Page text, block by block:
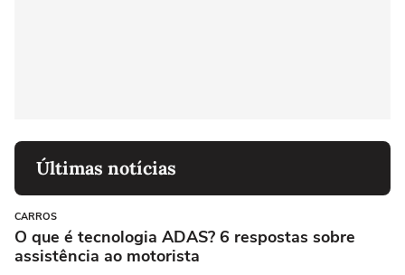
Últimas notícias
CARROS
O que é tecnologia ADAS? 6 respostas sobre
assistência ao motorista